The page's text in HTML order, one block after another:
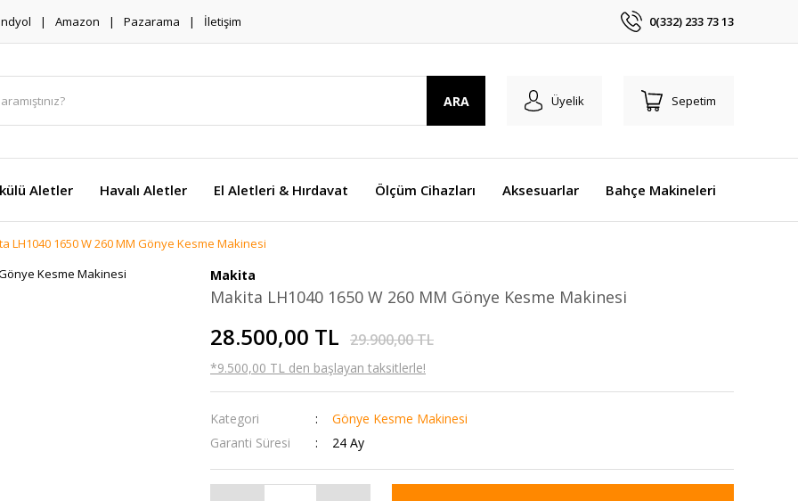
Amazon Pazarama İletişim 0(332) 233 73 13
ARA Üyelik Sepetim
Aletler Havalı Aletler El Aletleri & Hırdavat Ölçüm Cihazları Aksesuarlar Bahçe Makineleri
LH1040 1650 W 260 MM Gönye Kesme Makinesi
Makita
Makita LH1040 1650 W 260 MM Gönye Kesme Makinesi
28.500,00 TL 29.900,00 TL
*9.500,00 TL den başlayan taksitlerle!
Kategori
Gönye Kesme Makinesi
Garanti Süresi
24 Ay